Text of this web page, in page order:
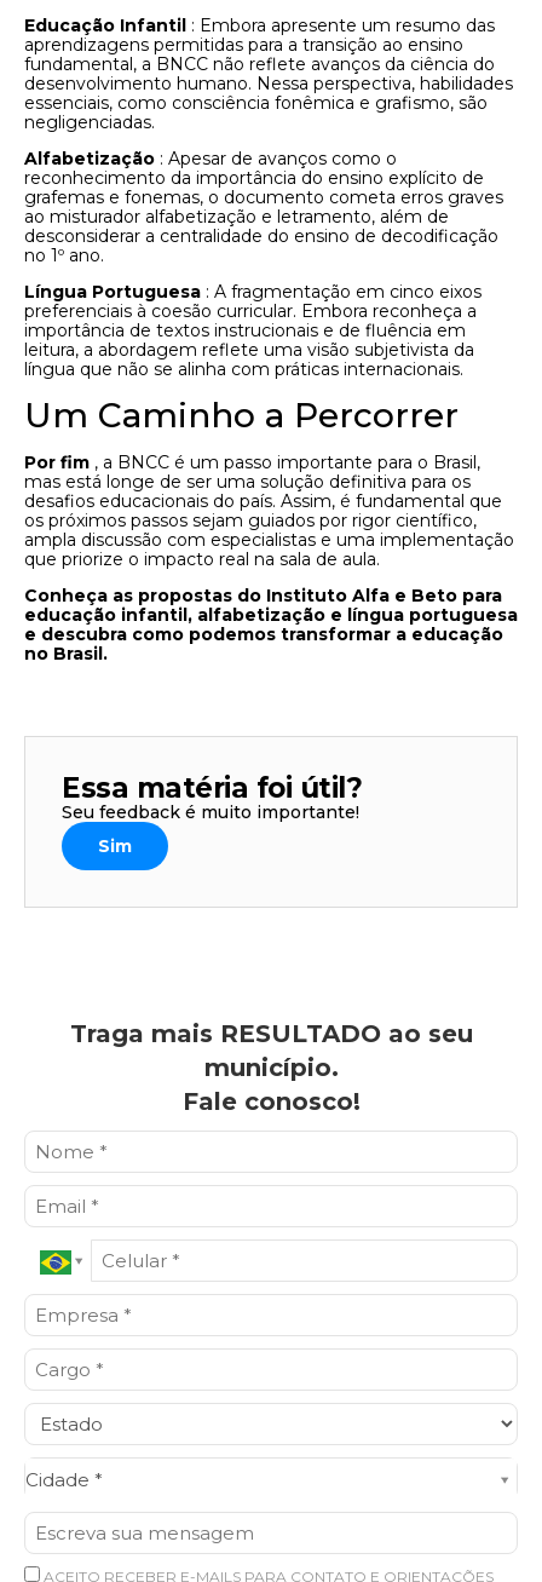
Educação Infantil : Embora apresente um resumo das
aprendizagens permitidas para a transição ao ensino
fundamental, a BNCC não reflete avanços da ciência do
desenvolvimento humano. Nessa perspectiva, habilidades
essenciais, como consciência fonêmica e grafismo, são
negligenciadas.
Alfabetização : Apesar de avanços como o
reconhecimento da importância do ensino explícito de
grafemas e fonemas, o documento cometa erros graves
ao misturador alfabetização e letramento, além de
desconsiderar a centralidade do ensino de decodificação
no 1º ano.
Língua Portuguesa : A fragmentação em cinco eixos
preferenciais à coesão curricular. Embora reconheça a
importância de textos instrucionais e de fluência em
leitura, a abordagem reflete uma visão subjetivista da
língua que não se alinha com práticas internacionais.
Um Caminho a Percorrer
Por fim , a BNCC é um passo importante para o Brasil,
mas está longe de ser uma solução definitiva para os
desafios educacionais do país. Assim, é fundamental que
os próximos passos sejam guiados por rigor científico,
ampla discussão com especialistas e uma implementação
que priorize o impacto real na sala de aula.
Conheça as propostas do Instituto Alfa e Beto para
educação infantil, alfabetização e língua portuguesa
e descubra como podemos transformar a educação
no Brasil.
Essa matéria foi útil?
Seu feedback é muito importante!
Sim
Traga mais RESULTADO ao seu
município.
Fale conosco!
Cidade *
Cidade*
ACEITO RECEBER E-MAILS PARA CONTATO E ORIENTAÇÕES